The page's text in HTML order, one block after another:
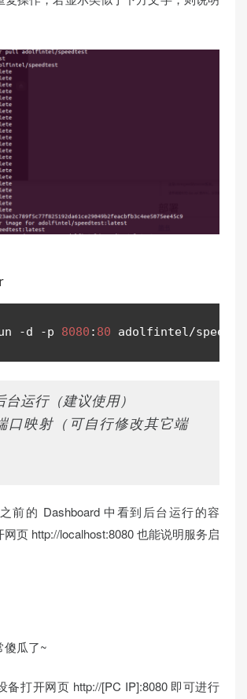
-d -p 8080 : 80 adolfintel/
台运行（建议使用）
口映射（可自行修改其它端
前的 Dashboard 中看到后台运行的容
页 http://localhost:8080 也能说明服务启
傻瓜了~
备打开网页 http://[PC IP]:8080 即可进行